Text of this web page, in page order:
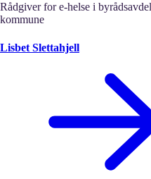
Rådgiver for e-helse i
kommune
Lisbet Slettahjell